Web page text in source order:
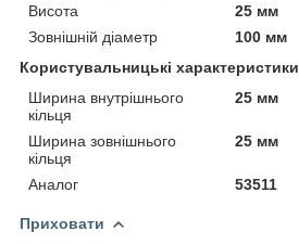
Висота
25 мм
Зовнішній діаметр
100 мм
Користувальницькі характеристики
Ширина внутрішнього
кільця
25 мм
Ширина зовнішнього
кільця
25 мм
Аналог 53511
Приховати